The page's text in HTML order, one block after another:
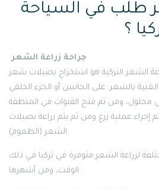
طلب في السياحة
؟
جراحة زراعة الشعر
الشعر التركية هو استخراج بصيلات شعر
بالشعر. على الجانبين أو الجزء الخلفي
محلول، ومن ثم فتح القنوات في المنطقة
إجراء عملية زرع ومن ثم يتم زراعة بصيلات
الشعر (الطعوم).
لزراعة الشعر متوفرة في تركيا في ذلك
الوقت، ومن أشهرها: